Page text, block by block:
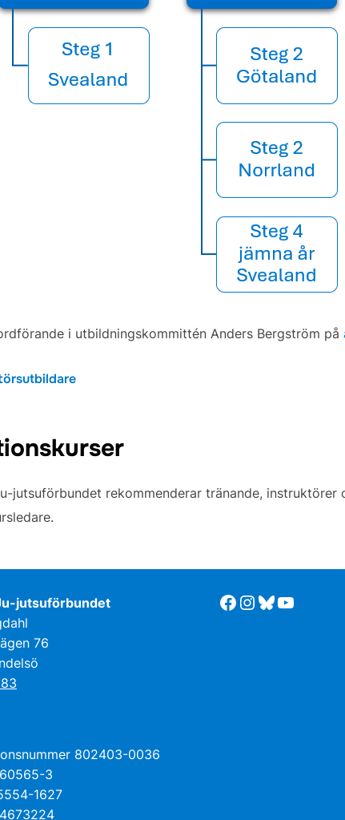
i utbildningskommittén Anders Bergström på
jutsuförbundet rekommenderar tränande,
jutsuförbundet
76
802403-0036
3
1627
Facebook
Instagram
Bluesky
YouTube